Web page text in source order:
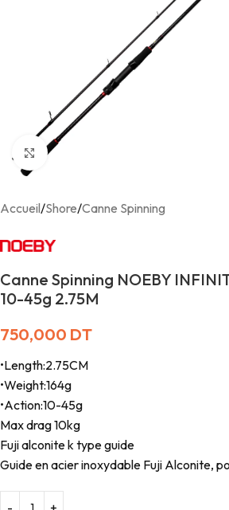
Agrandir
Accueil/Shore/Canne Spinning
Canne Spinning NOEBY
10-45g 2.75M
750,000 DT
•Length:2.75CM
•Weight:164g
•Action:10-45g
Max drag 10kg
Fuji alconite k type guide
Guide en acier inoxydable Fuji Alconite,